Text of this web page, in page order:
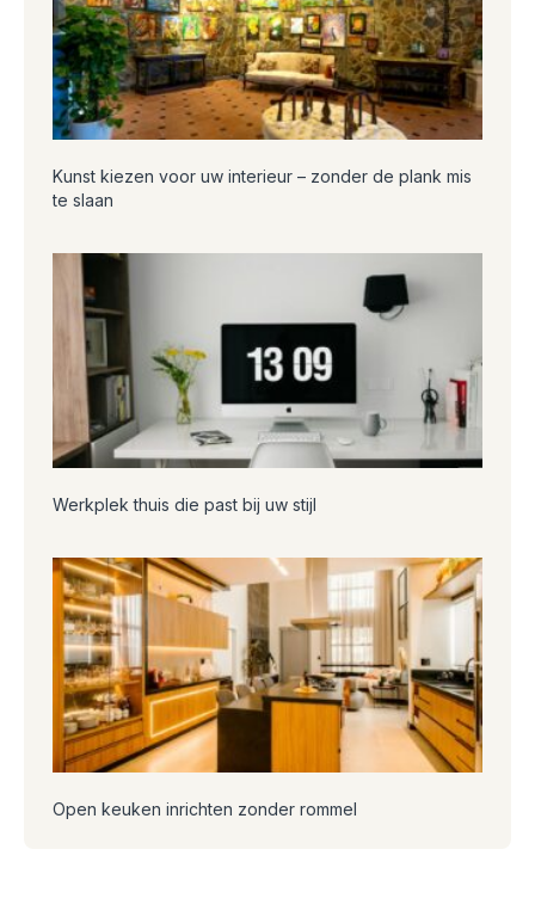
Kunst kiezen voor uw interieur – zonder de plank mis
te slaan
Werkplek thuis die past bij uw stijl
Open keuken inrichten zonder rommel